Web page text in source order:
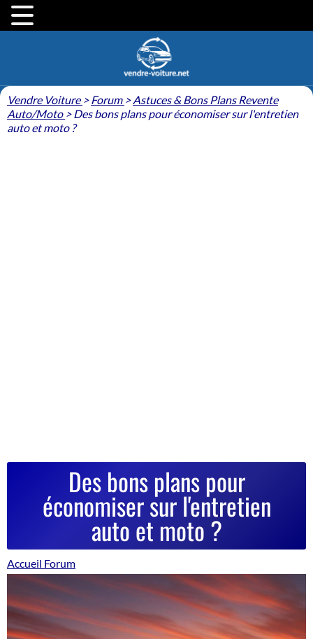
Vendre Voiture > Forum >Astuces & Bons Plans Revente
Auto/Moto > Des bons plans pour économiser sur l'entretien
auto et moto ?
Des bons plans pour
économiser sur l'entretien
auto et moto ?
Accueil Forum